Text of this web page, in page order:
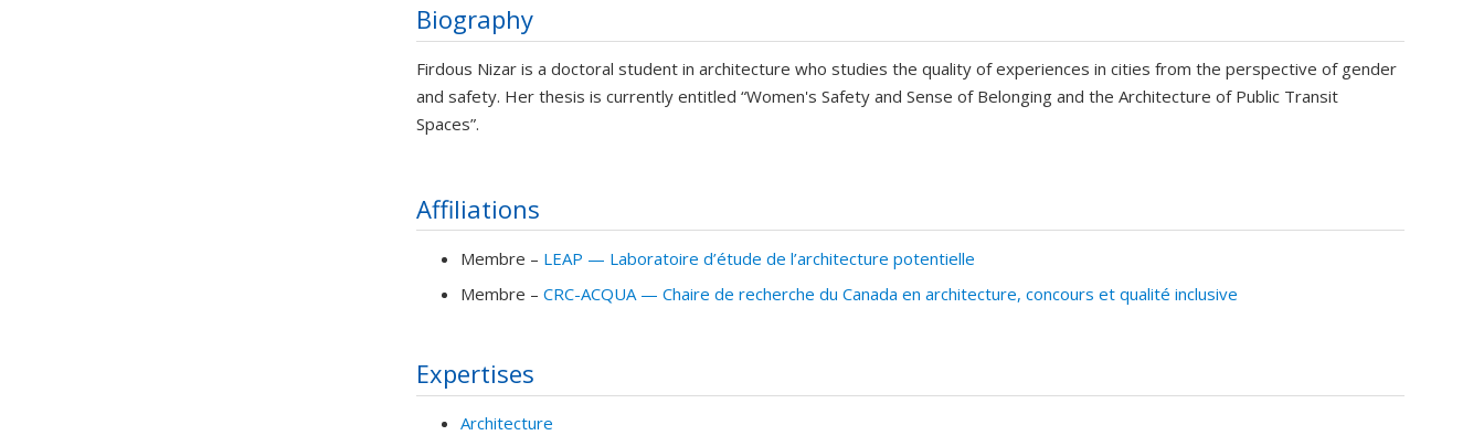
Biography
Firdous Nizar is a doctoral student in architecture who studies the quality of experiences in cities from the perspective of gender
and safety. Her thesis is currently entitled “Women's Safety and Sense of Belonging and the Architecture of Public Transit
Spaces”.
Affiliations
Membre – LEAP — Laboratoire d’étude de l’architecture potentielle
Membre – CRC-ACQUA — Chaire de recherche du Canada en architecture, concours et qualité inclusive
Expertises
Architecture